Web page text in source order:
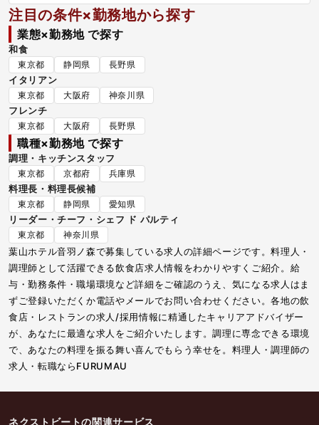
注目の条件×勤務地から探す
業態×勤務地 で探す
和食
東京都 静岡県 長野県
イタリアン
東京都 大阪府 神奈川県
フレンチ
東京都 大阪府 長野県
職種×勤務地 で探す
調理・キッチンスタッフ
東京都 京都府 兵庫県
料理長・料理長候補
東京都 静岡県 愛知県
リーダー・チーフ・シェフ ド パルティ
東京都 神奈川県
葉山ホテル音羽ノ森で募集している求人の詳細ページです。料理人・
調理師として活躍できる飲食店求人情報をわかりやすくご紹介。給
与・勤務条件・職場環境など詳細をご確認のうえ、気になる求人はま
ずご登録いただくか電話やメールでお問い合わせください。各地の飲
食店・レストランの求人/採用情報に精通したキャリアアドバイザー
が、あなたに最適な求人をご紹介いたします。調理に専念できる環境
で、あなたの料理を振る舞い喜んでもらう幸せを。料理人・調理師の
求人・転職ならFURUMAU
ネクストビートの関連サービス